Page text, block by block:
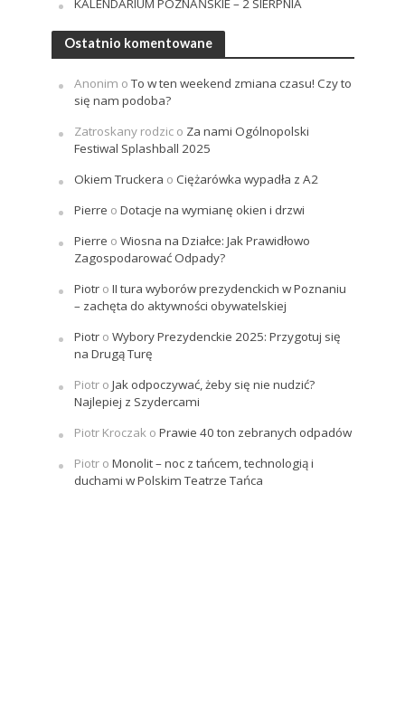
KALENDARIUM POZNAŃSKIE – 2 SIERPNIA
Ostatnio komentowane
Anonim oTo w ten weekend zmiana czasu! Czy to
się nam podoba?
Zatroskany rodzico Za nami Ogólnopolski
Festiwal Splashball 2025
Okiem Truckera o Ciężarówka wypadła z A2
Pierre o Dotacje na wymianę okien i drzwi
Pierre o Wiosna na Działce: Jak Prawidłowo
Zagospodarować Odpady?
Piotro II tura wyborów prezydenckich w Poznaniu
– zachęta do aktywności obywatelskiej
Piotro Wybory Prezydenckie 2025: Przygotuj się
na Drugą Turę
Piotro Jak odpoczywać, żeby się nie nudzić?
Najlepiej z Szydercami
Piotr Kroczako Prawie 40 ton zebranych odpadów
Piotro Monolit – noc z tańcem, technologią i
duchami w Polskim Teatrze Tańca